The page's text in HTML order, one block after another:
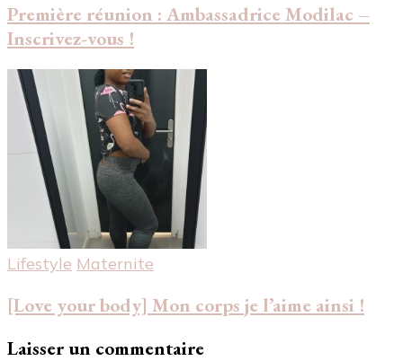
Première réunion : Ambassadrice Modilac –
Inscrivez-vous !
Lifestyle Maternite
[Love your body] Mon corps je l’aime ainsi !
Laisser un commentaire